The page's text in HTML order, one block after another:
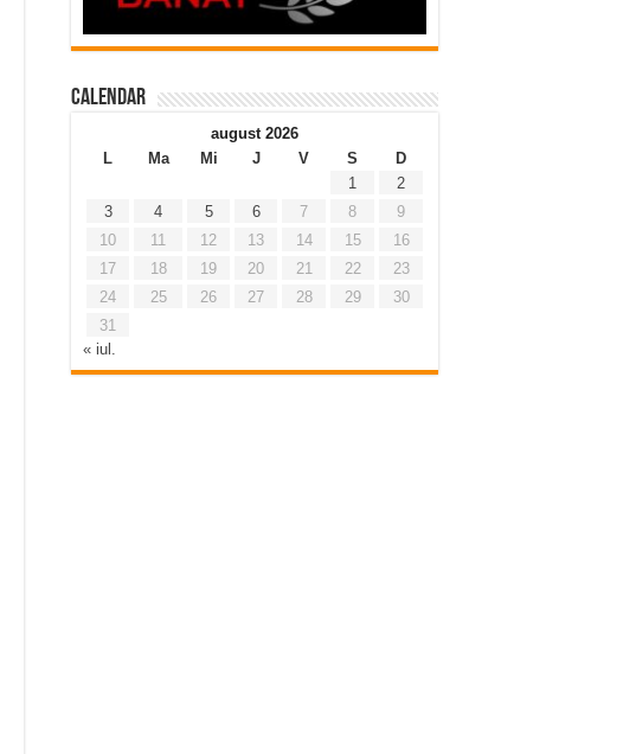
Calendar
august 2026
L
Ma Mi J V S
D
1
2
3
4 5 6 7 8
9
10
11 12 13 14 15
16
17
18 19 20 21 22
23
24
25 26 27 28 29
30
31
« iul.